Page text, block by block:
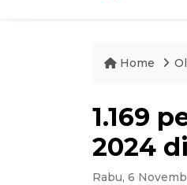
Home
1.169
2024
Rabu, 6